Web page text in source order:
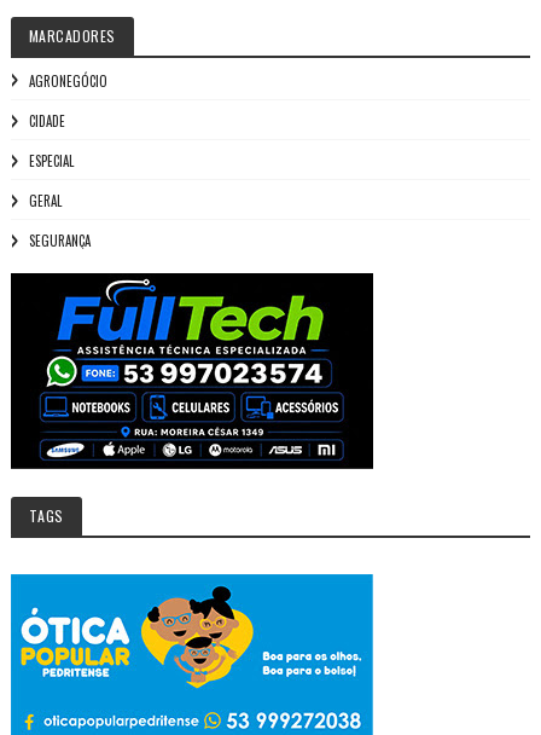
MARCADORES
AGRONEGÓCIO
CIDADE
ESPECIAL
GERAL
SEGURANÇA
TAGS